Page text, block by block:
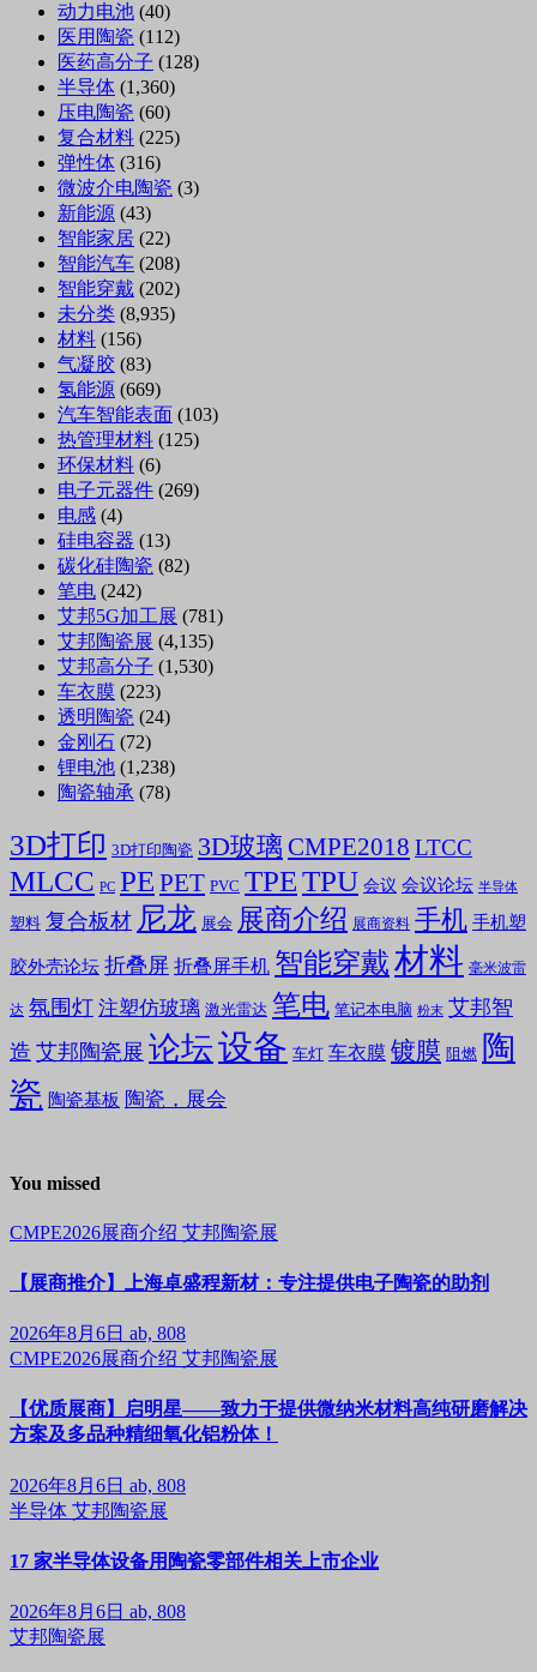
动力电池 (40)
医用陶瓷 (112)
医药高分子 (128)
半导体 (1,360)
压电陶瓷 (60)
复合材料 (225)
弹性体 (316)
微波介电陶瓷 (3)
新能源 (43)
智能家居 (22)
智能汽车 (208)
智能穿戴 (202)
未分类 (8,935)
材料 (156)
气凝胶 (83)
氢能源 (669)
汽车智能表面 (103)
热管理材料 (125)
环保材料 (6)
电子元器件 (269)
电感 (4)
硅电容器 (13)
碳化硅陶瓷 (82)
笔电 (242)
艾邦5G加工展 (781)
艾邦陶瓷展 (4,135)
艾邦高分子 (1,530)
车衣膜 (223)
透明陶瓷 (24)
金刚石 (72)
锂电池 (1,238)
陶瓷轴承 (78)
3D打印 3D打印陶瓷 3D玻璃 CMPE2018 LTCC
MLCC PC PE PET PVC TPETPU 会议 会议论坛 半导体
塑料 复合板材 尼龙 展会 展商介绍 展商资料 手机 手机塑
胶外壳论坛 折叠屏 折叠屏手机 智能穿戴材料 毫米波雷
达 氛围灯 注塑仿玻璃 激光雷达 笔电 笔记本电脑 粉末 艾邦智
造 艾邦陶瓷展 论坛设备 车灯 车衣膜 镀膜 阻燃 陶
瓷 陶瓷基板 陶瓷，展会
You missed
CMPE2026展商介绍 艾邦陶瓷展
【展商推介】上海卓盛程新材：专注提供电子陶瓷的助剂
2026年8月6日 ab, 808
CMPE2026展商介绍 艾邦陶瓷展
【优质展商】启明星——致力于提供微纳米材料高纯研磨解决
方案及多品种精细氧化铝粉体！
2026年8月6日 ab, 808
半导体 艾邦陶瓷展
17 家半导体设备用陶瓷零部件相关上市企业
2026年8月6日 ab, 808
艾邦陶瓷展